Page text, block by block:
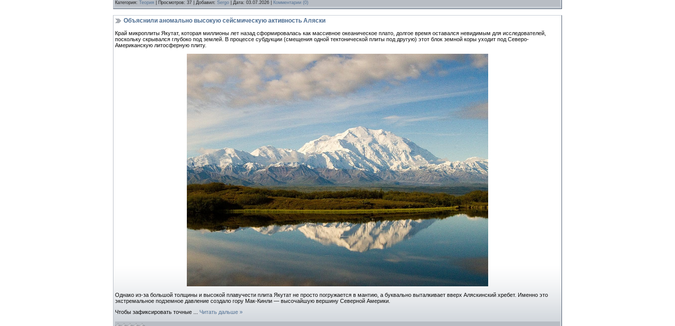
Категория: Теория Просмотров: 37 Добавил: Sergo Дата: 03.07.2026 Комментарии (0)
Объяснили аномально высокую сейсмическую активность Аляски
Край микроплиты Якутат, которая миллионы лет назад сформировалась как массивное океаническое плато, долгое время оставался невидимым для исследователей,
поскольку скрывался глубоко под землей. В процессе субдукции (смещения одной тектонической плиты под другую) этот блок земной коры уходит под Северо-
Американскую литосферную плиту.
Однако из-за большой толщины и высокой плавучести плита Якутат не просто погружается в мантию, а буквально выталкивает вверх Аляскинский хребет. Именно это
экстремальное подземное давление создало гору Мак-Кинли — высочайшую вершину Северной Америки.
Чтобы зафиксировать точные
Читать дальше »